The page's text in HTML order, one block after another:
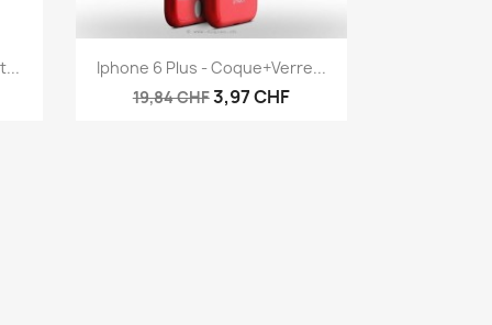
 Aperçu rapide
Iphone 6 Plus - Coque+verre...
19,84 CHF3,97 CHF